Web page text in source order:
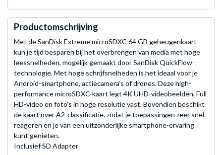
Productomschrijving
Met de SanDisk Extreme microSDXC 64 GB geheugenkaart
kun je tijd besparen bij het overbrengen van media met hoge
leessnelheden, mogelijk gemaakt door SanDisk QuickFlow-
technologie. Met hoge schrijfsnelheden is het ideaal voor je
Android-smartphone, actiecamera’s of drones. Deze high-
performance microSDXC-kaart legt 4K UHD-videobeelden, Full
HD-video en foto’s in hoge resolutie vast. Bovendien beschikt
de kaart over A2-classificatie, zodat je toepassingen zeer snel
reageren en je van een uitzonderlijke smartphone-ervaring
kunt genieten.
Inclusief SD Adapter